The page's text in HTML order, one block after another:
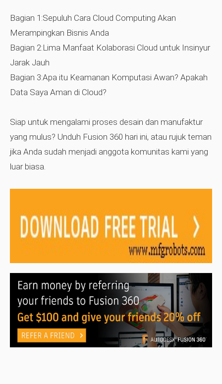
Bagian 1:Sepuluh Cara Cloud Computing Akan
Merampingkan Bisnis Anda
Bagian 2:Lima Manfaat Kolaborasi Cloud untuk Insinyur
Jarak Jauh
Bagian 3:Apa itu Keamanan Komputasi Awan? Apakah
Data Saya Aman di Cloud?
Siap untuk mengalami proses desain dan manufaktur
yang mulus? Unduh Fusion 360 hari ini, atau rujuk teman
jika Anda sudah menjadi anggota komunitas kami yang
luar biasa.